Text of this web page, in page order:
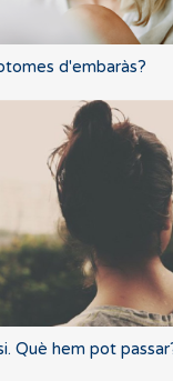
d'embaràs?
Què hem pot